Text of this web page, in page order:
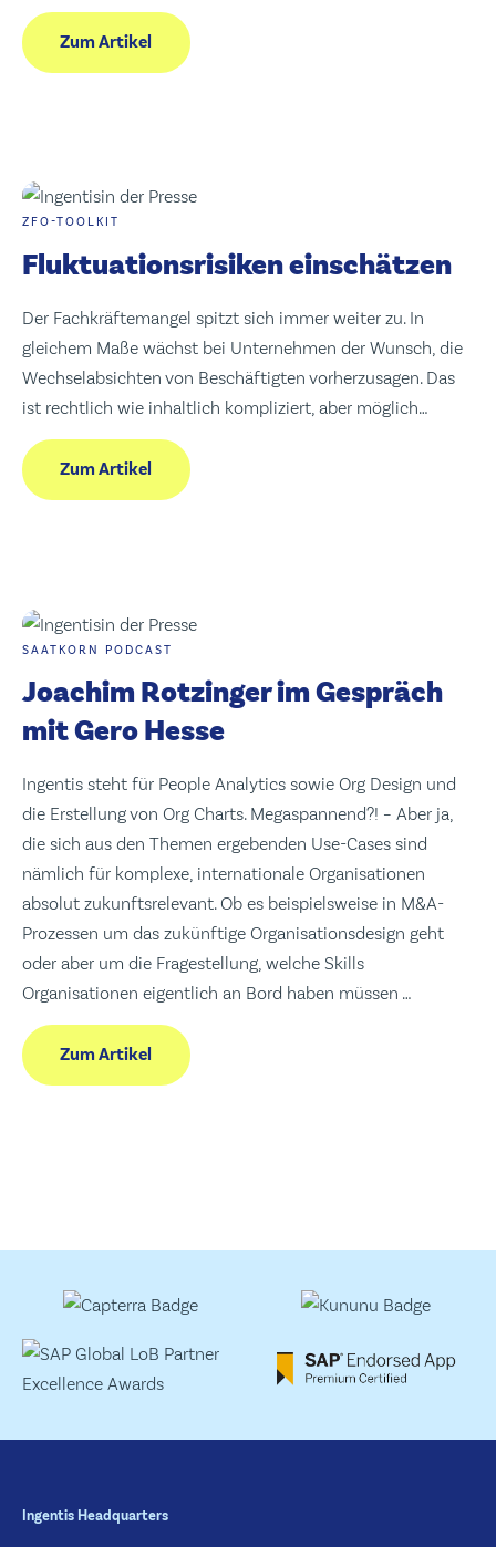
Zum Artikel
ZFO-TOOLKIT
Fluktuationsrisiken einschätzen
Der Fachkräftemangel spitzt sich immer weiter zu. In
gleichem Maße wächst bei Unternehmen der Wunsch, die
Wechselabsichten von Beschäftigten vorherzusagen. Das
ist rechtlich wie inhaltlich kompliziert, aber möglich…
Zum Artikel
SAATKORN PODCAST
Joachim Rotzinger im Gespräch
mit Gero Hesse
Ingentis steht für People Analytics sowie Org Design und
die Erstellung von Org Charts. Megaspannend?! – Aber ja,
die sich aus den Themen ergebenden Use-Cases sind
nämlich für komplexe, internationale Organisationen
absolut zukunftsrelevant. Ob es beispielsweise in M&A-
Prozessen um das zukünftige Organisationsdesign geht
oder aber um die Fragestellung, welche Skills
Organisationen eigentlich an Bord haben müssen …
Zum Artikel
Ingentis Headquarters